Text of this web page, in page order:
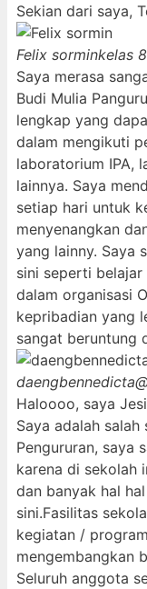
Sekian dari saya,
Felix sorminkelas
Saya merasa
Budi Mulia
lengkap yang
dalam mengikuti
laboratorium IPA,
lainnya. Saya
setiap hari untuk
menyenangkan
yang lainny. Saya
sini seperti
dalam organisasi
kepribadian yang
sangat beruntung
Haloooo, saya
Saya adalah
Pengururan, saya
karena di sekolah
dan banyak hal
sini.Fasilitas
kegiatan /
mengembangkan
Seluruh anggota